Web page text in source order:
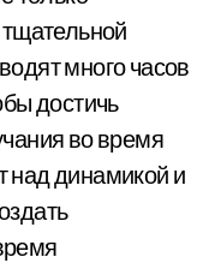
много часов
достичь
во время
над динамикой и